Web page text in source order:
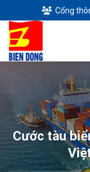
to
content
Cổng
Cước tàu